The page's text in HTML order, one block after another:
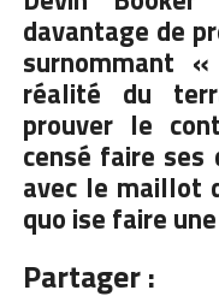
davantage de
surnommant
réalité du
prouver le
censé faire ses
avec le maillot
quo ise faire
Partager :